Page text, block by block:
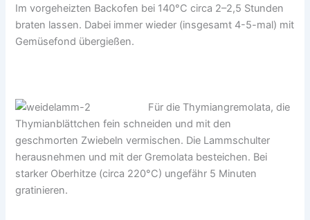
Im vorgeheizten Backofen bei 140°C circa 2–2,5 Stunden
braten lassen. Dabei immer wieder (insgesamt 4-5-mal) mit
Gemüsefond übergießen.
Für die Thymiangremolata, die
Thymianblättchen fein schneiden und mit den
geschmorten Zwiebeln vermischen. Die Lammschulter
herausnehmen und mit der Gremolata besteichen. Bei
starker Oberhitze (circa 220°C) ungefähr 5 Minuten
gratinieren.